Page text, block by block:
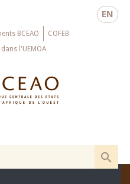
EN
BCEAO
COFEB
dans l'UEMOA